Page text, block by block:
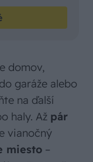
domov,
garáže alebo
na ďalší
haly. Až pár
vianočný
miesto –